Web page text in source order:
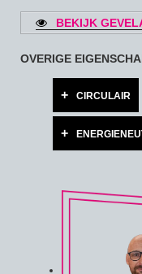
BEKIJK
OVERIGE
CIRCULAIR